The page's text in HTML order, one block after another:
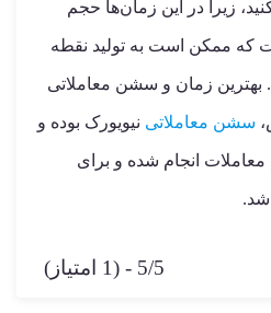
زیرا در این زمان‌ها حجم
که ممکن است به تولید نقطه
بهترین زمان و سشن معاملاتی
سشن معاملاتی نیویورک بوده و
انجام شده و برای
5/5 - (1 امتیاز)